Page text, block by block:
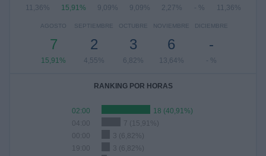
11,36% 15,91% 9,09% 9,09% 2,27% - % 11,36%
AGOSTO
7
15,91%
SEPTIEMBRE
2
4,55%
OCTUBRE
3
6,82%
NOVIEMBRE
6
13,64%
DICIEMBRE
-
- %
RANKING POR HORAS
02:00
18 (40,91%)
7 (15,91%)
3 (6,82%)
19:00
3 (6,82%)